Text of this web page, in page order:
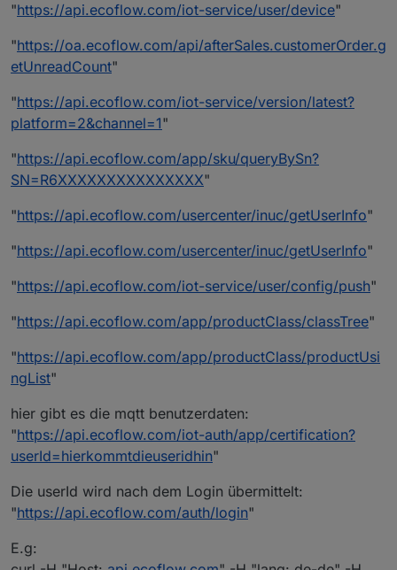
"https://api.ecoflow.com/iot-service/user/device"
"https://oa.ecoflow.com/api/afterSales.customerOrder.g
etUnreadCount"
"https://api.ecoflow.com/iot-service/version/latest?
platform=2&channel=1"
"https://api.ecoflow.com/app/sku/queryBySn?
SN=R6XXXXXXXXXXXXXXX"
"https://api.ecoflow.com/usercenter/inuc/getUserInfo"
"https://api.ecoflow.com/usercenter/inuc/getUserInfo"
"https://api.ecoflow.com/iot-service/user/config/push"
"https://api.ecoflow.com/app/productClass/classTree"
"https://api.ecoflow.com/app/productClass/productUsi
ngList"
hier gibt es die mqtt benutzerdaten:
"https://api.ecoflow.com/iot-auth/app/certification?
userId=hierkommtdieuseridhin"
Die userId wird nach dem Login übermittelt:
"https://api.ecoflow.com/auth/login"
E.g: